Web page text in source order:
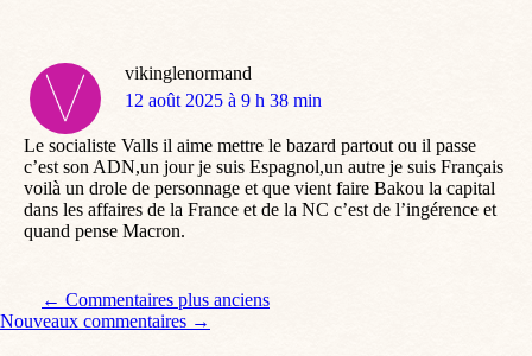
vikinglenormand
dit
12 août 2025 à 9 h 38 min
Le socialiste Valls il aime mettre le bazard partout ou il passe
c’est son ADN,un jour je suis Espagnol,un autre je suis Français
voilà un drole de personnage et que vient faire Bakou la capital
dans les affaires de la France et de la NC c’est de l’ingérence et
quand pense Macron.
Navigation de commentaire
← Commentaires plus anciens
Nouveaux commentaires →